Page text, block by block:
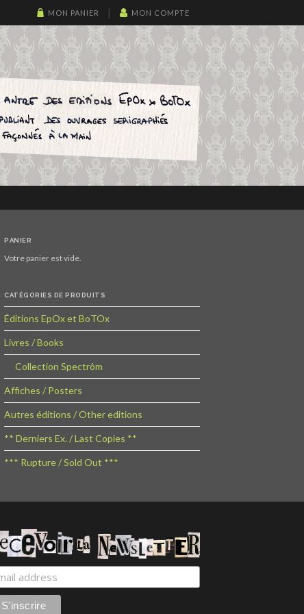
MON COMPTE
MON PANIER
PANIER
Votre panier est vide.
CATÉGORIES DE PRODUITS
Éditions EpOx et BoTOx
Livres / Books
Collection Spectrôm
Affiches / Posters
Autres éditions / Other editions
** Derniers Ex. / Last Copies **
*** Rupture / Sold Out ***